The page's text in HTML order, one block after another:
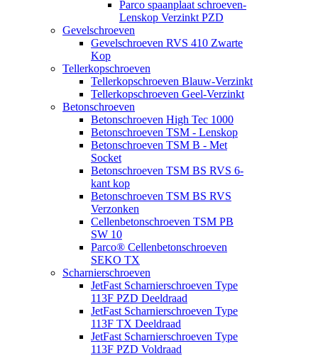
Parco spaanplaat schroeven-
Lenskop Verzinkt PZD
Gevelschroeven
Gevelschroeven RVS 410 Zwarte
Kop
Tellerkopschroeven
Tellerkopschroeven Blauw-Verzinkt
Tellerkopschroeven Geel-Verzinkt
Betonschroeven
Betonschroeven High Tec 1000
Betonschroeven TSM - Lenskop
Betonschroeven TSM B - Met
Socket
Betonschroeven TSM BS RVS 6-
kant kop
Betonschroeven TSM BS RVS
Verzonken
Cellenbetonschroeven TSM PB
SW 10
Parco® Cellenbetonschroeven
SEKO TX
Scharnierschroeven
JetFast Scharnierschroeven Type
113F PZD Deeldraad
JetFast Scharnierschroeven Type
113F TX Deeldraad
JetFast Scharnierschroeven Type
113F PZD Voldraad